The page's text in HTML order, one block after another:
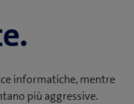
informatiche, mentre
più aggressive.